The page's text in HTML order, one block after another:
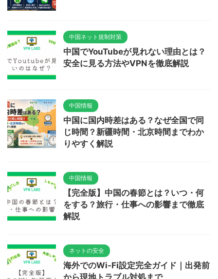
中国ネット規制対策
中国でYouTubeが見れない理由とは？
安全に見る方法やVPNを徹底解説
中国情報
中国に国内時差はある？なぜ全国で同
じ時間？新疆時間・北京時間までわか
りやすく解説
中国情報
【完全版】中国の春節とは？いつ・何
をする？旅行・仕事への影響まで徹底
解説
ネットの安全
海外でのWi-Fi設定完全ガイド｜出発前
から現地トラブル対処まで